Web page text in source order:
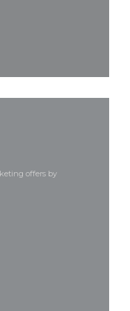
offers by